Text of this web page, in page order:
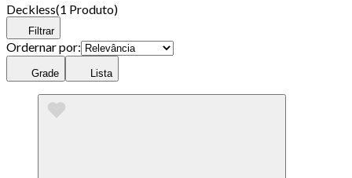
Deckless(1 Produto)
Filtrar
Ordernar por:
Grade Lista